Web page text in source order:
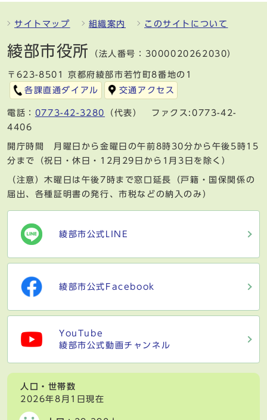
サイトマップ 組織案内 このサイトについて
綾部市役所 （法人番号：3000020262030）
〒623-8501 京都府綾部市若竹町8番地の1
各課直通ダイアル
交通アクセス
電話： 0773-42-3280
（代表） ファクス:0773-42-
4406
開庁時間 月曜日から金曜日の午前8時30分から午後5時15
分まで（祝日・休日・12月29日から1月3日を除く）
（注意）木曜日は午後7時まで窓口延長（戸籍・国保関係の
届出、各種証明書の発行、市税などの納入のみ）
綾部市公式LINE
綾部市公式Facebook
YouTube
綾部市公式動画チャンネル
人口・世帯数
2026年8月1日現在